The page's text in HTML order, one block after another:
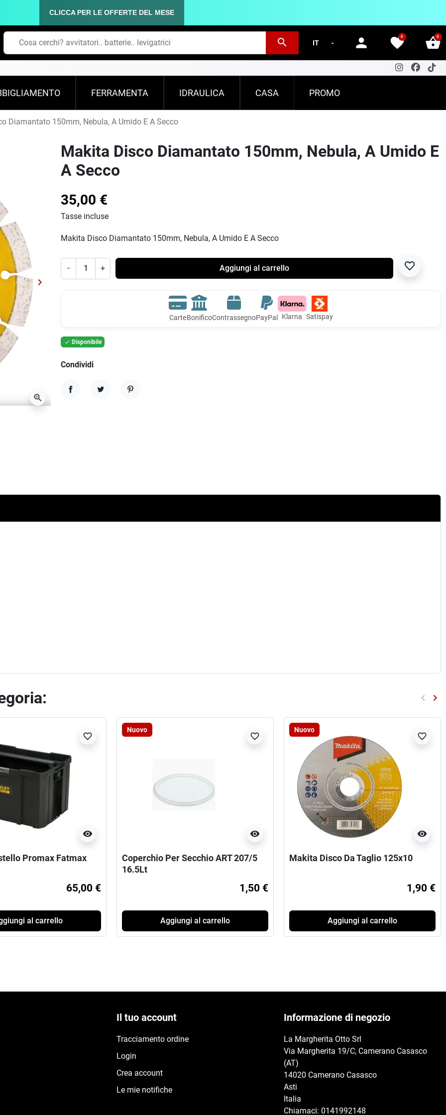
CLICCA PER LE OFFERTE DEL MESE
search person favorite
0 shopping_basket
0
FERRAMENTA IDRAULICA CASA PROMO
Diamantato 150mm, Nebula, A Umido E A Secco
Successivo
keyboard_arrow_right
zoom_in
Makita Disco Diamantato 150mm, Nebula, A Umido E
A Secco
35,00 €
Tasse incluse
Makita Disco Diamantato 150mm, Nebula, A Umido E A Secco
- + Aggiungi al carrello favorite_border
CarteBonificoContrassegnoPayPal Klarna Satispay
 Disponibile
Condividi
keyboard_arrow_left keyboard_arrow_right
visibility
favorite_border
Promax Fatmax
65,00 €
al carrello
Nuovo
visibility
favorite_border
Coperchio Per Secchio ART 207/5
16.5Lt
1,50 €
Aggiungi al carrello
Nuovo
visibility
favorite_border
Makita Disco Da Taglio 125x10
1,90 €
Aggiungi al carrello
Il tuo account
Tracciamento ordine
Login
Crea account
Le mie notifiche
Informazione di negozio
La Margherita Otto Srl
Via Margherita 19/C, Camerano Casasco
(AT)
14020 Camerano Casasco
Asti
Italia
Chiamaci: 0141992148